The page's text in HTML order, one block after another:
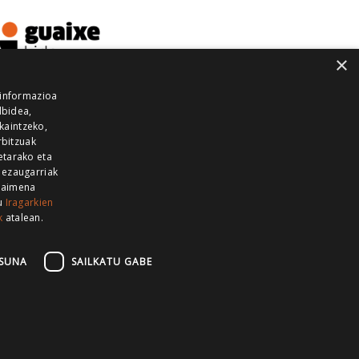
GUKA
GUKA ZUMAIA GUKA
×
eta
Iragarkien
atalean.
SAILKATU GABE